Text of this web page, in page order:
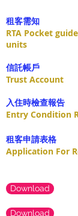
租客需知
RTA Pocket
units
​信託帳戶
Trust Account
入住時檢查報告
Entry Condition
租客申請表格
Application For
Download
Download